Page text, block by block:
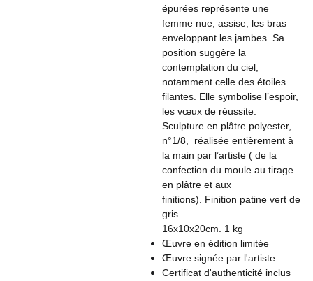
épurées représente une
femme nue, assise, les bras
enveloppant les jambes. Sa
position suggère la
contemplation du ciel,
notamment celle des étoiles
filantes. Elle symbolise l’espoir,
les vœux de réussite.
Sculpture en plâtre polyester,
n°1/8, réalisée entièrement à
la main par l’artiste ( de la
confection du moule au tirage
en plâtre et aux
finitions). Finition patine vert de
gris.
16x10x20cm. 1 kg
Œuvre en édition limitée
Œuvre signée par l'artiste
Certificat d'authenticité inclus